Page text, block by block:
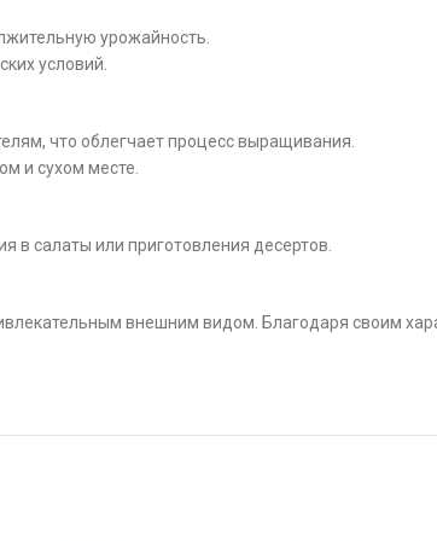
урожайность.
условий.
что облегчает процесс выращивания.
и сухом месте.
салаты или приготовления десертов.
внешним видом. Благодаря своим